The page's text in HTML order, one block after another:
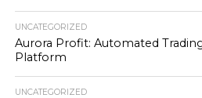
UNCATEGORIZED
Aurora Profit: Automated
Platform
UNCATEGORIZED